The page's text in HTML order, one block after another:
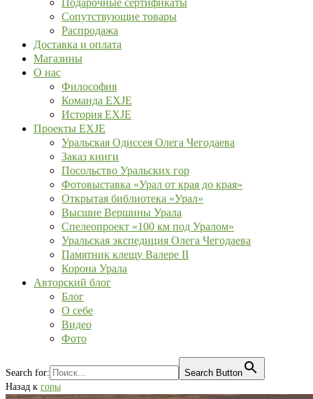
Подарочные сертификаты
Сопутствующие товары
Распродажа
Доставка и оплата
Магазины
О нас
Философия
Команда EXJE
История EXJE
Проекты EXJE
Уральская Одиссея Олега Чегодаева
Заказ книги
Посольство Уральских гор
Фотовыставка «Урал от края до края»
Открытая библиотека «Урал»
Высшие Вершины Урала
Спелеопроект «100 км под Уралом»
Уральская экспедиция Олега Чегодаева
Памятник клещу Валере II
Корона Урала
Авторский блог
Блог
О себе
Видео
Фото
Search for:
Search Button
Назад к горы